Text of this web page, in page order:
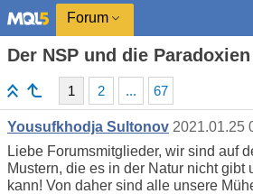
Forum
Der NSP und die
1 2 ... 67
Yousufkhodja Sultonov 2021.01.25
Liebe Forumsmitglieder, wir sind auf
Mustern, die es in der Natur nicht gibt
kann! Von daher sind alle unsere